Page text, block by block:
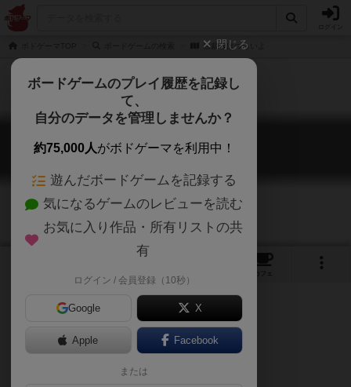
独裁者はつらいよ
独裁者はつらいよ
Dokusaisha ha tsuraiyo
カフェ
同志Ｓの将軍を粛清する！
ゲームマーケット2016春（東京）
閉じる
ボードゲームのプレイ履歴を記録し
て、
自分のデータを管理しませんか？
約75,000人がボドゲーマを利用中！
遊んだボードゲームを記録する
気になるゲームのレビューを読む
お気に入り作品・所有リストの共
有
ログイン / 会員登録（10秒）
Google X
Apple Facebook
または